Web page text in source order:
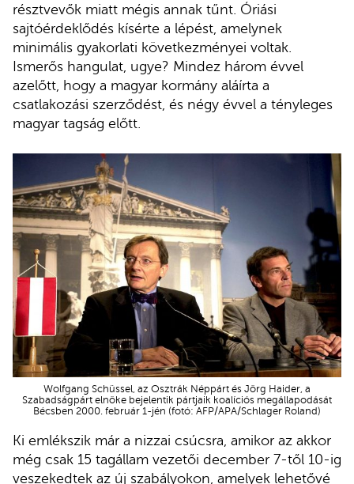
résztvevők miatt mégis annak tűnt. Óriási
sajtóérdeklődés kísérte a lépést, amelynek
minimális gyakorlati következményei voltak.
Ismerős hangulat, ugye? Mindez három évvel
azelőtt, hogy a magyar kormány aláírta a
csatlakozási szerződést, és négy évvel a tényleges
magyar tagság előtt.
Wolfgang Schüssel, az Osztrák Néppárt és Jörg Haider, a
Szabadságpárt elnöke bejelentik pártjaik koalíciós megállapodását
Bécsben 2000. február 1-jén (fotó: AFP/APA/Schlager Roland)
Ki emlékszik már a nizzai csúcsra, amikor az akkor
még csak 15 tagállam vezetői december 7-től 10-ig
veszekedtek az új szabályokon, amelyek lehetővé